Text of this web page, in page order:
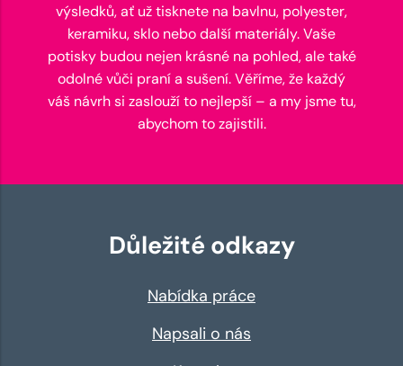
výsledků, ať už tisknete na bavlnu, polyester,
keramiku, sklo nebo další materiály. Vaše
potisky budou nejen krásné na pohled, ale také
odolné vůči praní a sušení. Věříme, že každý
váš návrh si zaslouží to nejlepší – a my jsme tu,
abychom to zajistili.
Důležité odkazy
Nabídka práce
Napsali o nás